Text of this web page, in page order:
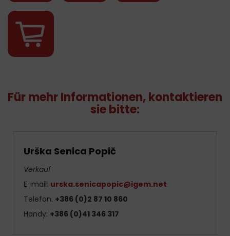
Für mehr Informationen, kontaktieren
sie bitte:
Urška Senica Popič
Verkauf
E-mail: urska.senicapopic@igem.net
Telefon: +386 (0)2 87 10 860
Handy: +386 (0)41 346 317